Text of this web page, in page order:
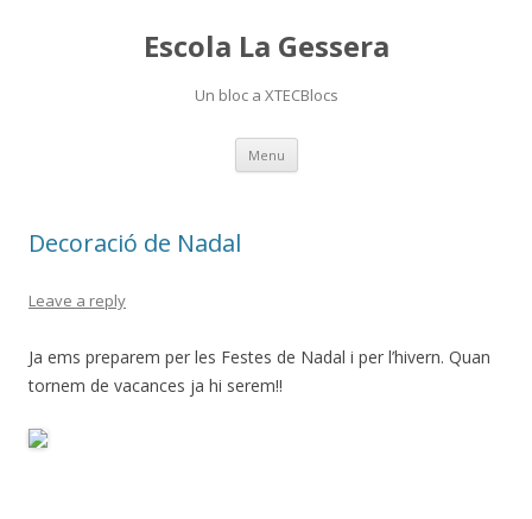
Escola La Gessera
Un bloc a XTECBlocs
Menu Skip
content
Decoració de Nadal
Leave a reply
Ja ems preparem per les Festes de Nadal i per l’hivern. Quan
tornem de vacances ja hi serem!!